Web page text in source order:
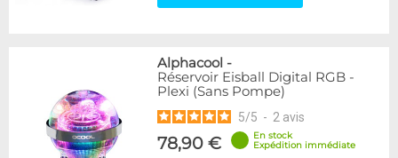
Alphacool -
Réservoir Eisball Digital RGB -
Plexi (Sans Pompe)
5/5 - 2 avis
78,90 €
En stock
Expédition immédiate